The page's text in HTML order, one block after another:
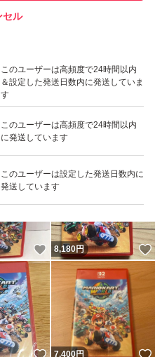
このユーザーは高頻度で24時間以内
＆設定した発送日数内に発送していま
す
このユーザーは高頻度で24時間以内
に発送しています
このユーザーは設定した発送日数内に
発送しています
セル
いいね！
7,600
いいね！
8,180円
7,400円